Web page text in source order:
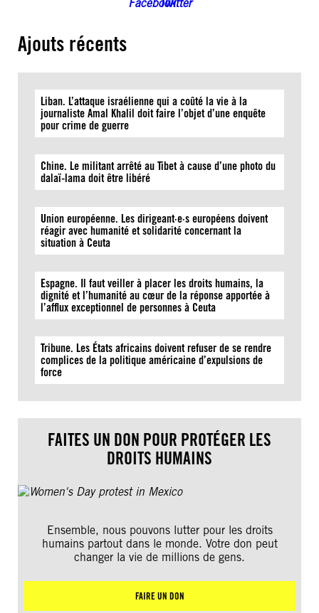
Ajouts récents
Liban. L’attaque israélienne qui a coûté la vie à la
journaliste Amal Khalil doit faire l’objet d’une enquête
pour crime de guerre
Chine. Le militant arrêté au Tibet à cause d’une photo du
dalaï-lama doit être libéré
Union européenne. Les dirigeant·e·s européens doivent
réagir avec humanité et solidarité concernant la
situation à Ceuta
Espagne. Il faut veiller à placer les droits humains, la
dignité et l’humanité au cœur de la réponse apportée à
l’afflux exceptionnel de personnes à Ceuta
Tribune. Les États africains doivent refuser de se rendre
complices de la politique américaine d’expulsions de
force
FAITES UN DON POUR PROTÉGER LES
DROITS HUMAINS
Ensemble, nous pouvons lutter pour les droits
humains partout dans le monde. Votre don peut
changer la vie de millions de gens.
FAIRE UN DON